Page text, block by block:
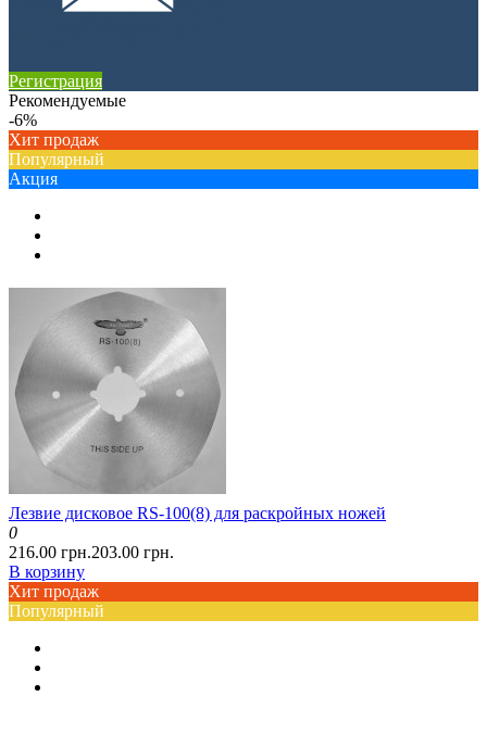
Регистрация
Рекомендуемые
-6%
Хит продаж
Популярный
Акция
Лезвие дисковое RS-100(8) для раскройных ножей
0
216.00 грн.203.00 грн.
В корзину
Хит продаж
Популярный